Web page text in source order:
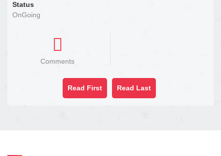
Status
OnGoing
Comments
Read First Read Last